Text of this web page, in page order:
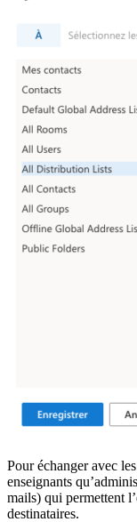
Pour échanger avec
enseignants
mails) qui permettent
destinataires.